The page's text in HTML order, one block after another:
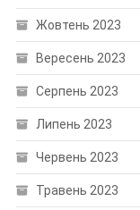
Жовтень 2023
Вересень 2023
Серпень 2023
Липень 2023
Червень 2023
Травень 2023